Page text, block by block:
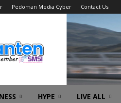
Pedoman Media Cyber Contact Us
HYPE LIVE ALL